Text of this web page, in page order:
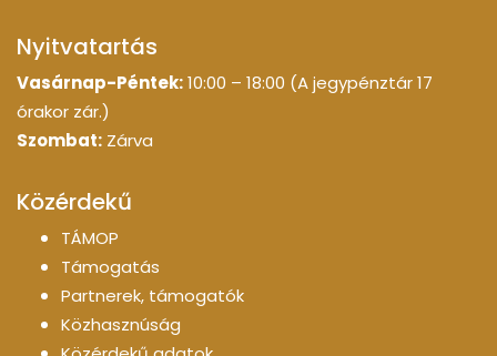
Nyitvatartás
Vasárnap-Péntek:10:00 – 18:00 (A jegypénztár 17
órakor zár.)
Szombat: Zárva
Közérdekű
TÁMOP
Támogatás
Partnerek, támogatók
Közhasznúság